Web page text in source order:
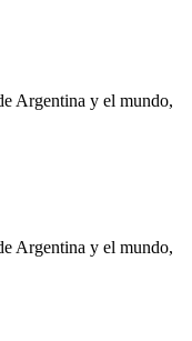
Argentina y el mundo,
Argentina y el mundo,